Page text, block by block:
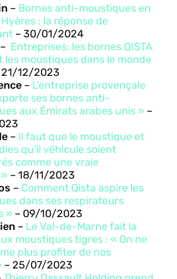
– Bornes anti-moustiques en
: la réponse de
– 30/01/2024
– Entreprises: les bornes QISTA
moustiques dans le monde
21/12/2023
– L’entreprise provençale
ses bornes anti-
aux Émirats arabes unis » –
– Il faut que le moustique et
qu’il véhicule soient
comme une vraie
– 18/11/2023
– Comment Qista aspire les
dans ses respirateurs
» – 09/10/2023
– Le Val-de-Marne fait la
moustiques tigres : « On ne
plus profiter de nos
– 25/07/2023